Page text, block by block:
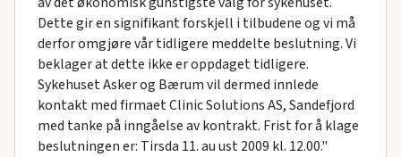
Dette gir en signifikant forskjell i tilbudene og vi må
derfor omgjøre vår tidligere meddelte beslutning. Vi
beklager at dette ikke er oppdaget tidligere.
Sykehuset Asker og Bærum vil dermed innlede
kontakt med firmaet Clinic Solutions AS, Sandefjord
med tanke på inngåelse av kontrakt. Frist for å klage
beslutningen er: Tirsda 11. au ust 2009 kl. 12.00."